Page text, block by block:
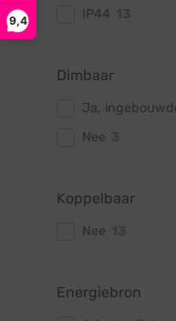
9,4 IP44
Dimbaar
Ja,
Nee
Koppelbaar
Nee
Energiebron